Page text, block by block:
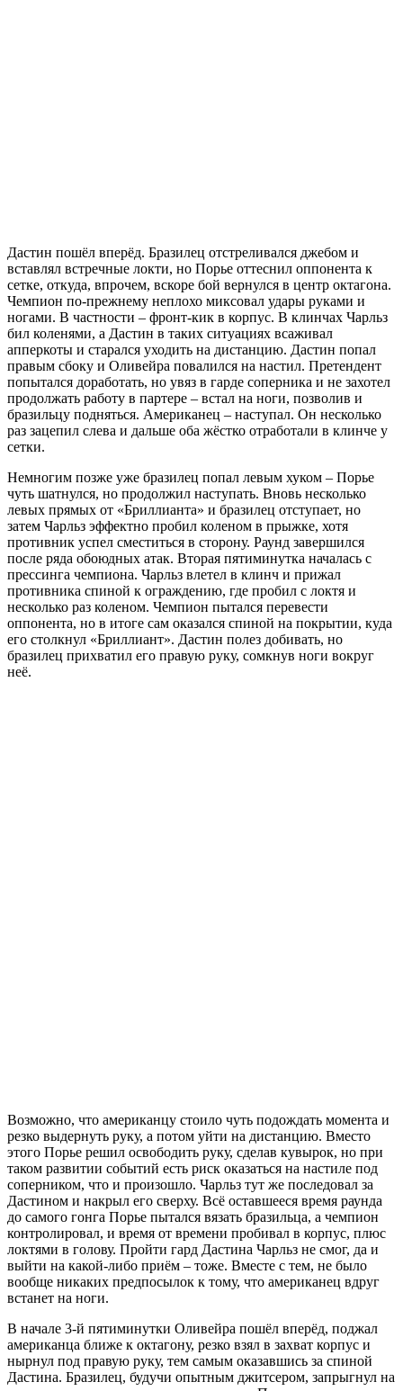
Дастин пошёл вперёд. Бразилец отстреливался джебом и
вставлял встречные локти, но Порье оттеснил оппонента к
сетке, откуда, впрочем, вскоре бой вернулся в центр октагона.
Чемпион по-прежнему неплохо миксовал удары руками и
ногами. В частности – фронт-кик в корпус. В клинчах Чарльз
бил коленями, а Дастин в таких ситуациях всаживал
апперкоты и старался уходить на дистанцию. Дастин попал
правым сбоку и Оливейра повалился на настил. Претендент
попытался доработать, но увяз в гарде соперника и не захотел
продолжать работу в партере – встал на ноги, позволив и
бразильцу подняться. Американец – наступал. Он несколько
раз зацепил слева и дальше оба жёстко отработали в клинче у
сетки.
Немногим позже уже бразилец попал левым хуком – Порье
чуть шатнулся, но продолжил наступать. Вновь несколько
левых прямых от «Бриллианта» и бразилец отступает, но
затем Чарльз эффектно пробил коленом в прыжке, хотя
противник успел сместиться в сторону. Раунд завершился
после ряда обоюдных атак. Вторая пятиминутка началась с
прессинга чемпиона. Чарльз влетел в клинч и прижал
противника спиной к ограждению, где пробил с локтя и
несколько раз коленом. Чемпион пытался перевести
оппонента, но в итоге сам оказался спиной на покрытии, куда
его столкнул «Бриллиант». Дастин полез добивать, но
бразилец прихватил его правую руку, сомкнув ноги вокруг
неё.
Возможно, что американцу стоило чуть подождать момента и
резко выдернуть руку, а потом уйти на дистанцию. Вместо
этого Порье решил освободить руку, сделав кувырок, но при
таком развитии событий есть риск оказаться на настиле под
соперником, что и произошло. Чарльз тут же последовал за
Дастином и накрыл его сверху. Всё оставшееся время раунда
до самого гонга Порье пытался вязать бразильца, а чемпион
контролировал, и время от времени пробивал в корпус, плюс
локтями в голову. Пройти гард Дастина Чарльз не смог, да и
выйти на какой-либо приём – тоже. Вместе с тем, не было
вообще никаких предпосылок к тому, что американец вдруг
встанет на ноги.
В начале 3-й пятиминутки Оливейра пошёл вперёд, поджал
американца ближе к октагону, резко взял в захват корпус и
нырнул под правую руку, тем самым оказавшись за спиной
Дастина. Бразилец, будучи опытным джитсером, запрыгнул на